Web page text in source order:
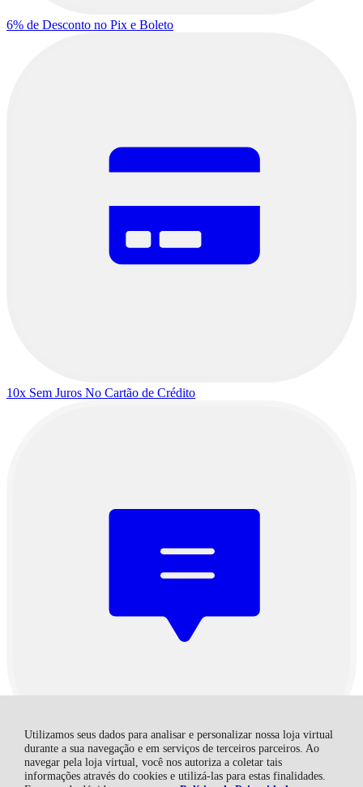
Utilizamos seus dados para analisar e personalizar nossa loja virtual
durante a sua navegação e em serviços de terceiros parceiros. Ao
navegar pela loja virtual, você nos autoriza a coletar tais
informações através do cookies e utilizá-las para estas finalidades.
6% de Desconto no Pix e Boleto
10x Sem Juros No Cartão de Crédito
AtendimentoSegunda a Sexta das 8h às 17h45
Ofertas válidas até o término de nossos estoques para internet.